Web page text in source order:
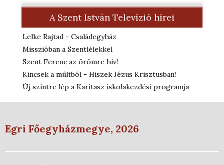
A Szent István Televízió hírei
Lelke Rajtad - Családegyház
Misszióban a Szentlélekkel
Szent Ferenc az örömre hív!
Kincsek a múltból - Hiszek Jézus Krisztusban!
Új szintre lép a Karitasz iskolakezdési programja
Egri Főegyházmegye, 2026